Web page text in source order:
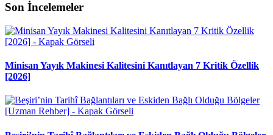
Son İncelemeler
Minisan Yayık Makinesi Kalitesini Kanıtlayan 7 Kritik Özellik
[2026]